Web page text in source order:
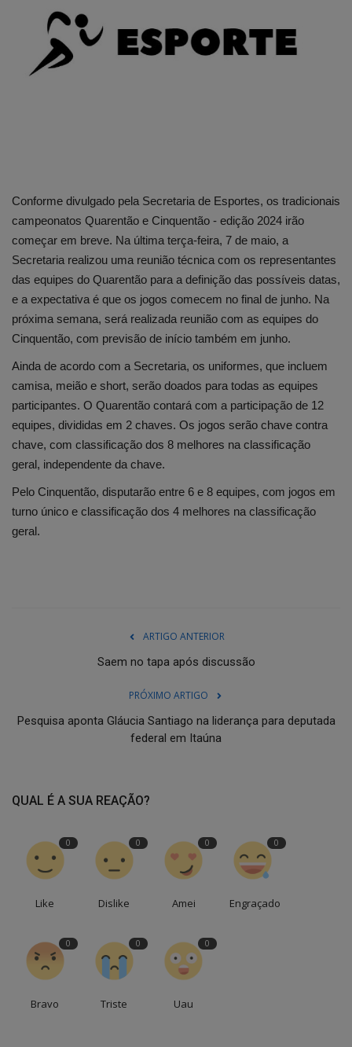
Edições em PDF
Fotos
Conforme divulgado pela Secretaria de Esportes, os tradicionais
campeonatos Quarentão e Cinquentão - edição 2024 irão
começar em breve. Na última terça-feira, 7 de maio, a
Secretaria realizou uma reunião técnica com os representantes
das equipes do Quarentão para a definição das possíveis datas,
e a expectativa é que os jogos comecem no final de junho. Na
próxima semana, será realizada reunião com as equipes do
Cinquentão, com previsão de início também em junho.
Ainda de acordo com a Secretaria, os uniformes, que incluem
camisa, meião e short, serão doados para todas as equipes
participantes. O Quarentão contará com a participação de 12
equipes, divididas em 2 chaves. Os jogos serão chave contra
chave, com classificação dos 8 melhores na classificação
geral, independente da chave.
Pelo Cinquentão, disputarão entre 6 e 8 equipes, com jogos em
turno único e classificação dos 4 melhores na classificação
geral.
ARTIGO ANTERIOR
Saem no tapa após discussão
PRÓXIMO ARTIGO
Pesquisa aponta Gláucia Santiago na liderança para deputada
federal em Itaúna
QUAL É A SUA REAÇÃO?
0
Like
0
Dislike
0
Amei
0
Engraçado
0
Bravo
0
Triste
0
Uau